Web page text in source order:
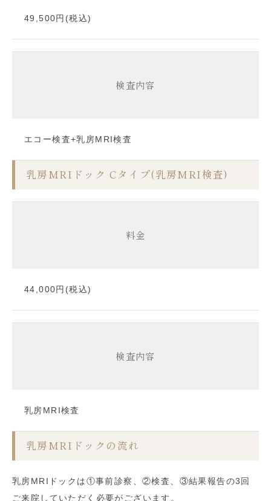
49,500円(税込)
検査内容
エコー検査+乳房MRI検査
乳房MRIドック Cタイプ(乳房MRI検査)
料金
44,000円(税込)
検査内容
乳房MRI検査
乳房MRIドックの流れ
乳房MRIドックは①事前診察、②検査、③結果報告の3回
ご来院していただく必要がございます。